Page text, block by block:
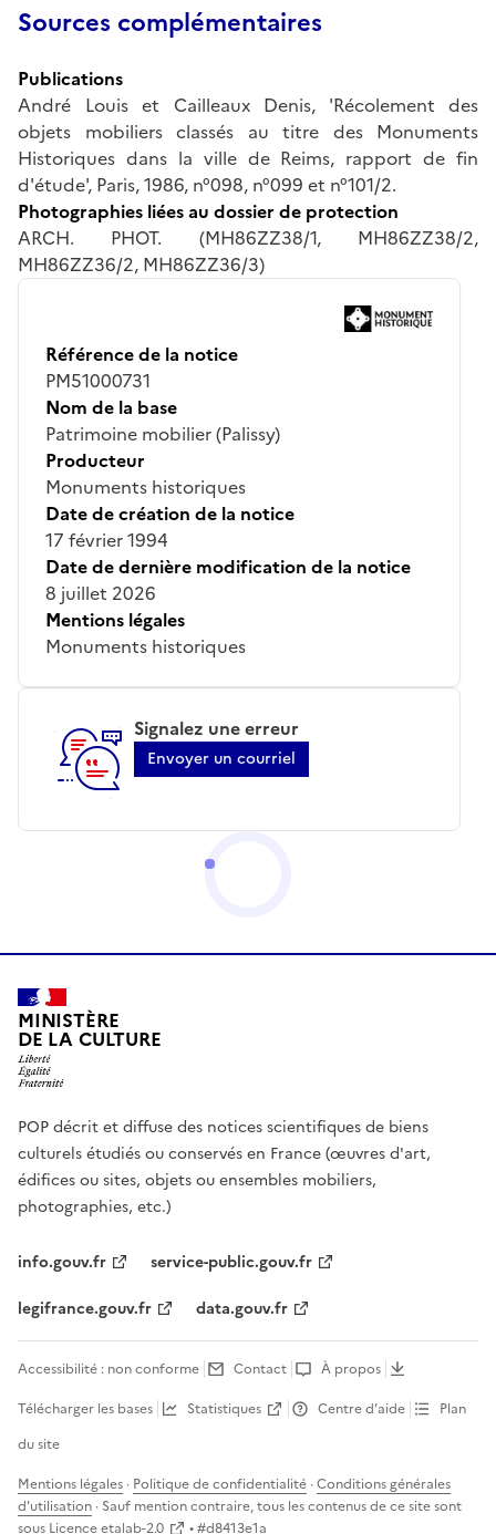
Sources complémentaires
Publications
André Louis et Cailleaux Denis, 'Récolement des
objets mobiliers classés au titre des Monuments
Historiques dans la ville de Reims, rapport de fin
d'étude', Paris, 1986, n°098, n°099 et n°101/2.
Photographies liées au dossier de protection
ARCH. PHOT. (MH86ZZ38/1, MH86ZZ38/2,
MH86ZZ36/2, MH86ZZ36/3)
Référence de la notice
PM51000731
Nom de la base
Patrimoine mobilier (Palissy)
Producteur
Monuments historiques
Date de création de la notice
17 février 1994
Date de dernière modification de la notice
8 juillet 2026
Mentions légales
Monuments historiques
Signalez une erreur
Envoyer un courriel
MINISTÈRE
DE LA CULTURE
POP décrit et diffuse des notices scientifiques de biens
culturels étudiés ou conservés en France (œuvres d'art,
édifices ou sites, objets ou ensembles mobiliers,
photographies, etc.)
info.gouv.fr
service-public.gouv.fr
legifrance.gouv.fr
data.gouv.fr
Accessibilité : non conforme Contact
À propos
Télécharger les bases
Statistiques Centre d’aide
Plan
du site
Mentions légales · Politique de confidentialité ·Conditions générales
d'utilisation · Sauf mention contraire, tous les contenus de ce site sont
sous Licence etalab-2.0 • #d8413e1a